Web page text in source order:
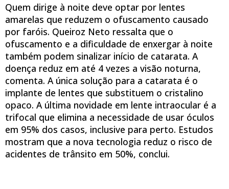
Quem dirige à noite deve optar por lentes
amarelas que reduzem o ofuscamento causado
por faróis. Queiroz Neto ressalta que o
ofuscamento e a dificuldade de enxergar à noite
também podem sinalizar início de catarata. A
doença reduz em até 4 vezes a visão noturna,
comenta. A única solução para a catarata é o
implante de lentes que substituem o cristalino
opaco. A última novidade em lente intraocular é a
trifocal que elimina a necessidade de usar óculos
em 95% dos casos, inclusive para perto. Estudos
mostram que a nova tecnologia reduz o risco de
acidentes de trânsito em 50%, conclui.